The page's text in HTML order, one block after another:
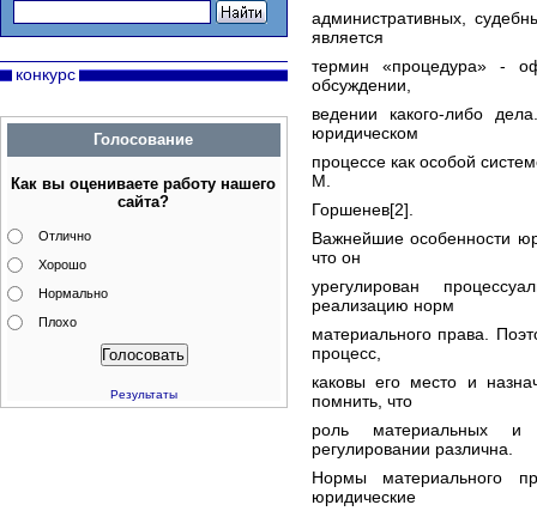
административных,
является
термин «процедура» -
обсуждении,
ведении какого-либо
юридическом
процессе как особой
М.
Горшенев[2].
Важнейшие особенности
что он
урегулирован
реализацию норм
материального права.
процесс,
каковы его место и
помнить, что
роль материальных и
регулировании различна.
Нормы материального
юридические
конкурс
Голосование
Как вы оцениваете работу нашего
сайта?
Отлично
Хорошо
Нормально
Плохо
Результаты